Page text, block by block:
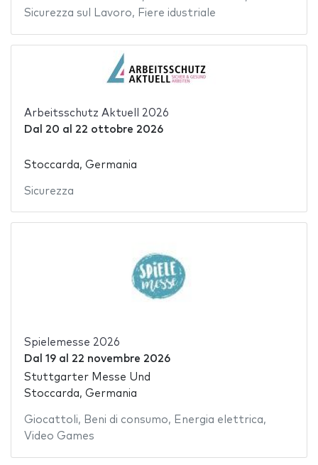
Sicurezza sul Lavoro, Fiere idustriale
Arbeitsschutz Aktuell 2026
Dal 20 al 22 ottobre 2026
Stoccarda, Germania
Sicurezza
Spielemesse 2026
Dal 19al 22 novembre 2026
Stuttgarter Messe Und
Stoccarda, Germania
Giocattoli, Beni di consumo, Energia elettrica,
Video Games